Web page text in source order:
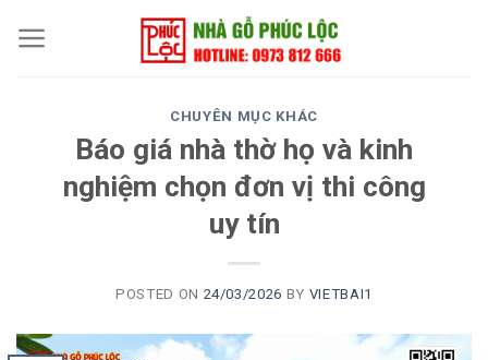
CHUYÊN MỤC KHÁC
Báo giá nhà thờ họ và kinh
nghiệm chọn đơn vị thi công
uy tín
POSTED ON 24/03/2026 BY VIETBAI1